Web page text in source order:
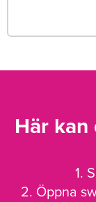
Här
1.
2. Öppna